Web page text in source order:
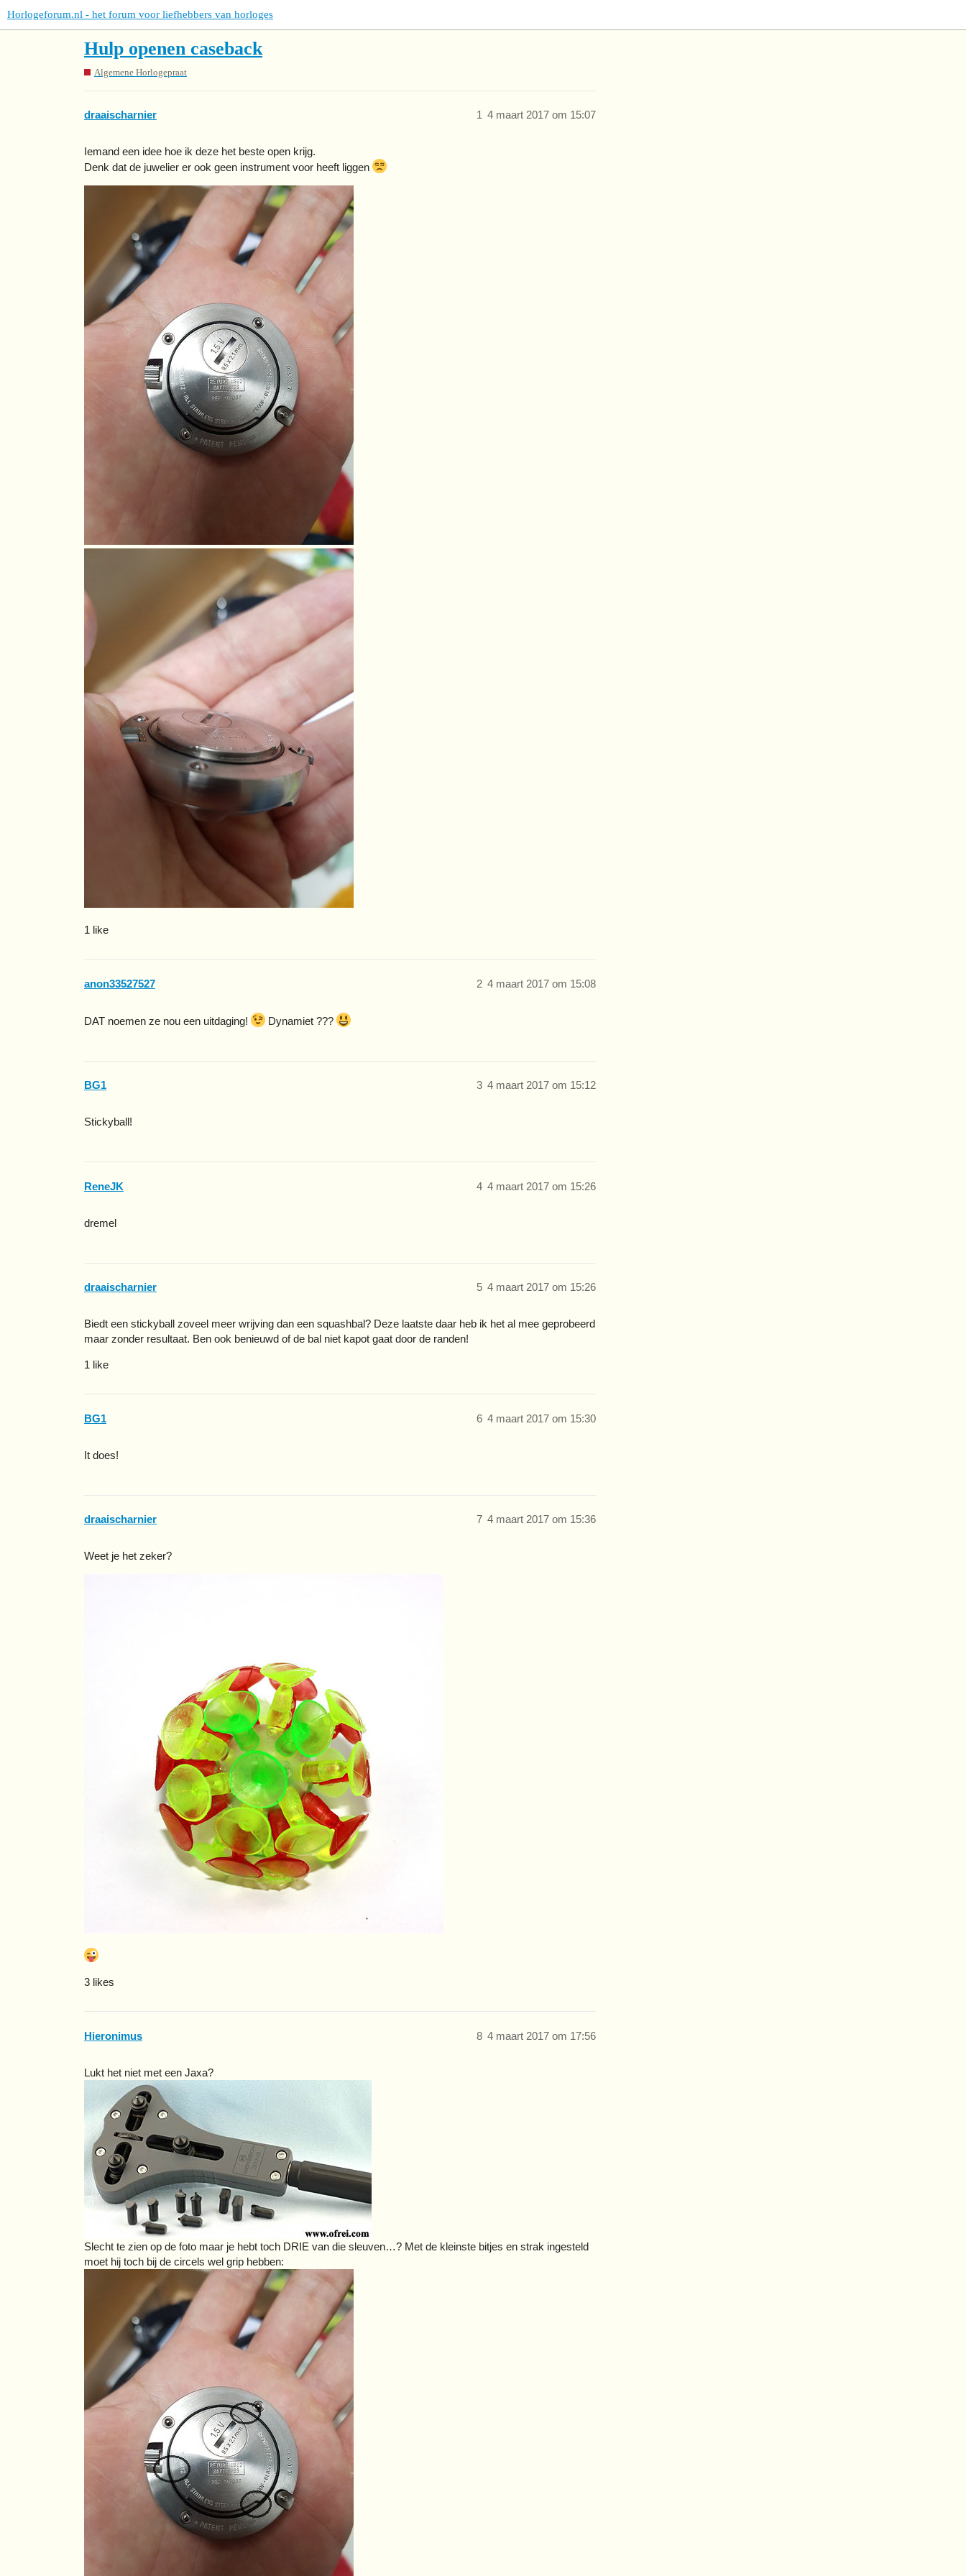
Horlogeforum.nl - het forum voor liefhebbers van horloges
Hulp openen caseback
Algemene Horlogepraat
draaischarnier 4 maart 2017 om 15:07
1
Iemand een idee hoe ik deze het beste open krijg.
Denk dat de juwelier er ook geen instrument voor heeft liggen
1 like
anon33527527 4 maart 2017 om 15:08
2
DAT noemen ze nou een uitdaging! Dynamiet ???
BG1 4 maart 2017 om 15:12
3
Stickyball!
ReneJK 4 maart 2017 om 15:26
4
dremel
draaischarnier 4 maart 2017 om 15:26
5
Biedt een stickyball zoveel meer wrijving dan een squashbal? Deze laatste daar heb ik het al mee geprobeerd
maar zonder resultaat. Ben ook benieuwd of de bal niet kapot gaat door de randen!
1 like
BG1 4 maart 2017 om 15:30
6
It does!
draaischarnier 4 maart 2017 om 15:36
7
Weet je het zeker?
3 likes
Hieronimus 4 maart 2017 om 17:56
8
Lukt het niet met een Jaxa?
Slecht te zien op de foto maar je hebt toch DRIE van die sleuven…? Met de kleinste bitjes en strak ingesteld
moet hij toch bij de circels wel grip hebben: